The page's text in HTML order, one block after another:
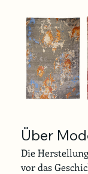
Über
Die
vor das